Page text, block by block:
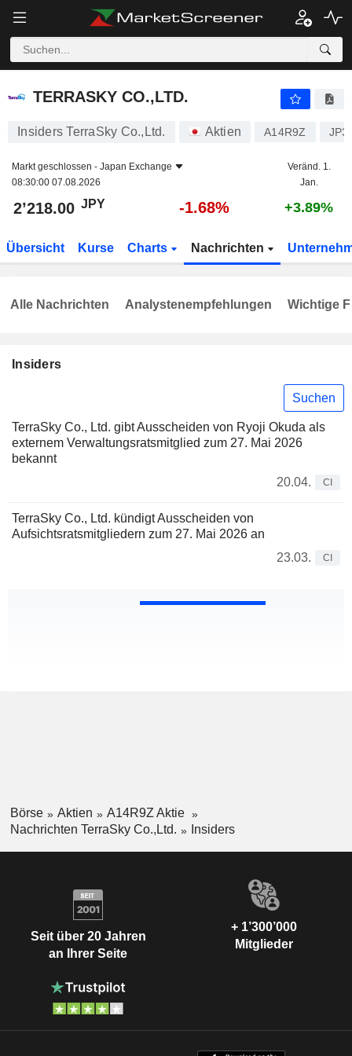
TERRASKY CO.,LTD.
TERRASKY CO.,LTD.
Insiders TerraSky Co.,Ltd. Aktien A14R9Z
Markt geschlossen - Japan Exchange
08:30:00 07.08.2026
Veränd. 1.
Jan.
2’218.00 JPY -1.68% +3.89%
Übersicht Kurse Charts Nachrichten
Insiders
Suchen
TerraSky Co., Ltd. gibt Ausscheiden von Ryoji Okuda als
externem Verwaltungsratsmitglied zum 27. Mai 2026
bekannt
20.04.
CI
TerraSky Co., Ltd. kündigt Ausscheiden von
Aufsichtsratsmitgliedern zum 27. Mai 2026 an
23.03.
CI
Alle Nachrichten Analystenempfehlungen Wichtige
Börse Aktien
A14R9Z Aktie
Nachrichten TerraSky Co.,Ltd.
Insiders
Seit über 20 Jahren
an Ihrer Seite
+ 1’300’000
Mitglieder